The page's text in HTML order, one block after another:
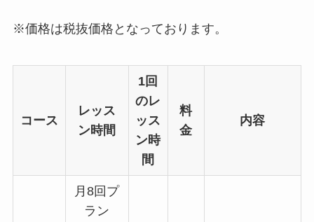
※価格は税抜価格となっております。
コース
レッス
ン時間
1回
のレ
ッス
ン時
間
料
金
内容
月8回プ
ラン